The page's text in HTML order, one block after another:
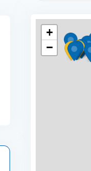
+
−